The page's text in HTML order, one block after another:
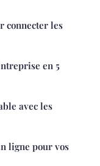
connecter les
en 5
avec les
ligne pour vos